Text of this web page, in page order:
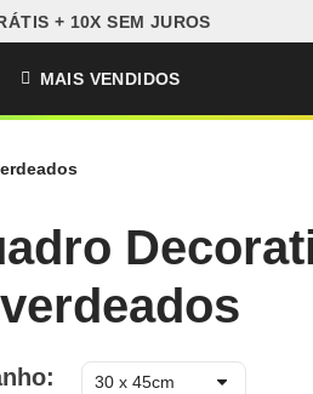
+ 10X SEM JUROS
MAIS VENDIDOS